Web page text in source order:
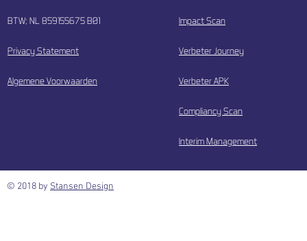
BTW; NL 859155675 B01
Privacy Statement
Algemene Voorwaarden
Impact Scan
Verbeter Journey
Verbeter APK
Compliancy Scan
Interim Management
© 2018 by Stansen Design